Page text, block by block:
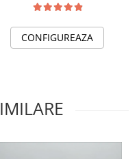
CONFIGUREAZA